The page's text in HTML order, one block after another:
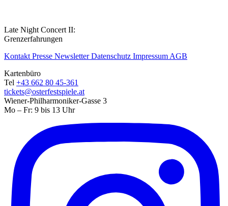
Late Night Concert II:
Grenzerfahrungen
Kontakt Presse NewsletterDatenschutz Impressum AGB
Kartenbüro
Tel +43 662 80 45-361
tickets@osterfestspiele.at
Wiener-Philharmoniker-Gasse 3
Mo – Fr: 9 bis 13 Uhr